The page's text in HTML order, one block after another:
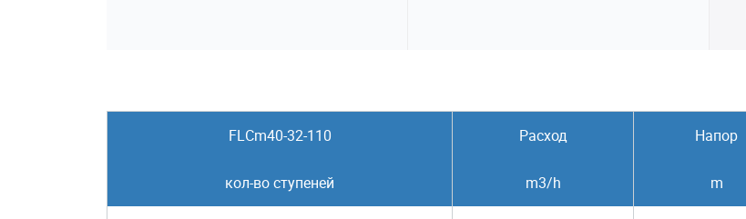
FLCm40-32-110 Расход Напор
кол-во ступеней m3/h m